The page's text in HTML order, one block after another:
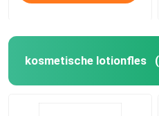
De Pomp van de
kosmetische lotionfles